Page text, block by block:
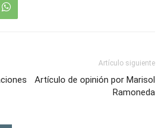
Artículo siguiente
Artículo de opinión por Marisol
Ramoneda